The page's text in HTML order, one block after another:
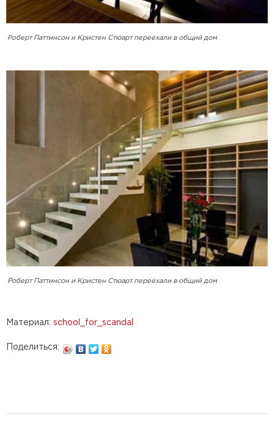
Роберт Паттинсон и Кристен Стюарт переехали в общий дом
Роберт Паттинсон и Кристен Стюарт переехали в общий дом
Материал: school_for_scandal
Поделиться: